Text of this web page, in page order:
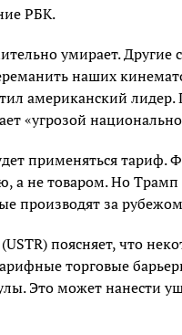
РБК.
умирает. Другие
наших
американский лидер.
«угрозой
применяться тариф.
а не товаром. Но
производят за
поясняет, что
торговые
Это может нанести